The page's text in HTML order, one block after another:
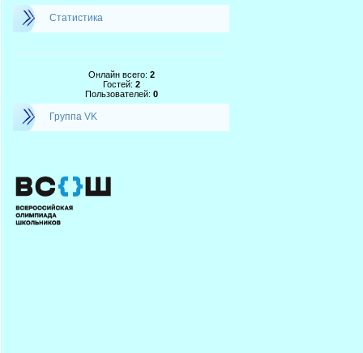
Статистика
Онлайн всего: 2
Гостей: 2
Пользователей: 0
Группа VK